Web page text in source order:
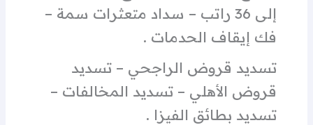
إلى 36 راتب – سداد متعثرات سمة –
فك إيقاف الحدمات .
تسديد قروض الراجحي – تسديد
قروض الأهلي – تسديد المخالفات –
تسديد بطائق الفيزا .